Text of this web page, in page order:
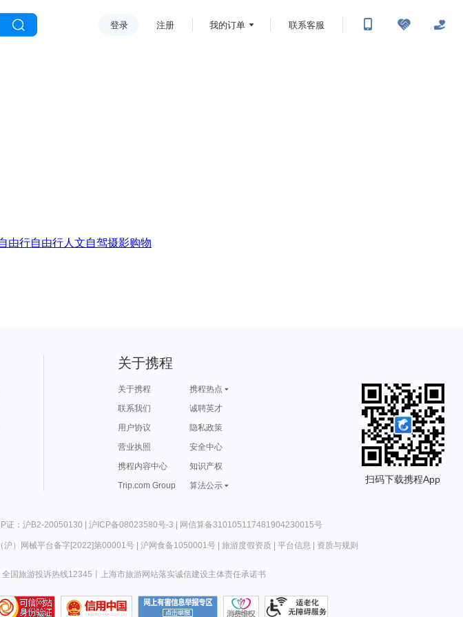
登录 注册 我的订单 联系客服
由行自由行人文自驾摄影购物
关于携程
关于携程
携程热点
联系我们
诚聘英才
用户协议
隐私政策
营业执照
安全中心
携程内容中心
知识产权
Trip.com Group
算法公示
扫码下载携程App
证：沪B2-20050130 | 沪ICP备08023580号-3 | 网信算备310105117481904230015号
（沪）网械平台备字[2022]第00001号| 沪网食备1050001号| 旅游度假资质| 平台信息 资质与规则
全国旅游投诉热线12345 上海市旅游网站落实诚信建设主体责任承诺书